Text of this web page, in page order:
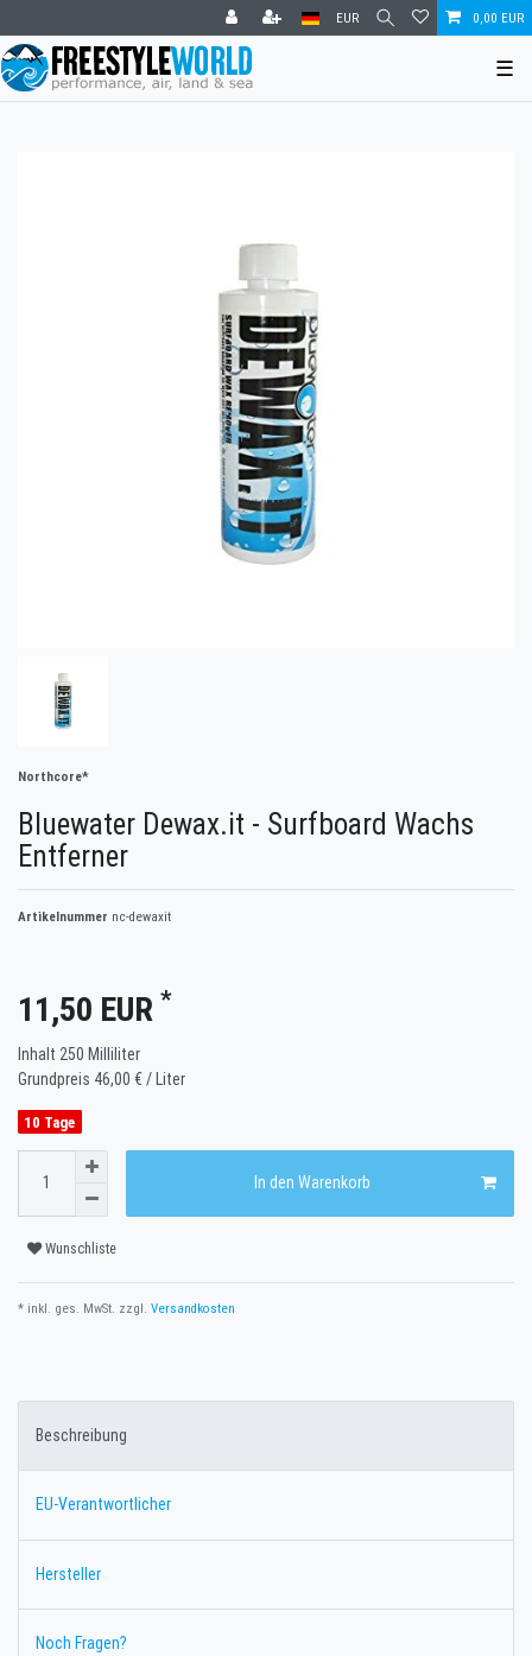
EUR 0,00 EUR
☰
Northcore*
Bluewater Dewax.it - Surfboard Wachs
Entferner
Artikelnummer nc-dewaxit
11,50 EUR *
Inhalt 250 Milliliter
Grundpreis 46,00 € / Liter
10 Tage
In den Warenkorb
Wunschliste
* inkl. ges. MwSt. zzgl. Versandkosten
Beschreibung
EU-Verantwortlicher
Hersteller
Noch Fragen?